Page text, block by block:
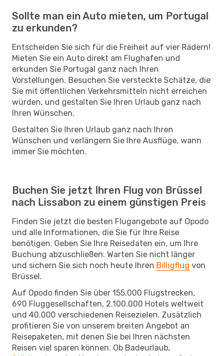
Sollte man ein Auto mieten, um Portugal
zu erkunden?
Entscheiden Sie sich für die Freiheit auf vier Rädern!
Mieten Sie ein Auto direkt am Flughafen und
erkunden Sie Portugal ganz nach Ihren
Vorstellungen. Besuchen Sie versteckte Schätze, die
Sie mit öffentlichen Verkehrsmitteln nicht erreichen
würden, und gestalten Sie Ihren Urlaub ganz nach
Ihren Wünschen.
Gestalten Sie Ihren Urlaub ganz nach Ihren
Wünschen und verlängern Sie Ihre Ausflüge, wann
immer Sie möchten.
Buchen Sie jetzt Ihren Flug von Brüssel
nach Lissabon zu einem günstigen Preis
Finden Sie jetzt die besten Flugangebote auf Opodo
und alle Informationen, die Sie für Ihre Reise
benötigen. Geben Sie Ihre Reisedaten ein, um Ihre
Buchung abzuschließen. Warten Sie nicht länger
und sichern Sie sich noch heute Ihren Billigflug von
Brüssel.
Auf Opodo finden Sie über 155.000 Flugstrecken,
690 Fluggesellschaften, 2.100.000 Hotels weltweit
und 40.000 verschiedenen Reisezielen. Zusätzlich
profitieren Sie von unserem breiten Angebot an
Reisepaketen, mit denen Sie bei Ihren nächsten
Reisen viel sparen können. Ob Badeurlaub,